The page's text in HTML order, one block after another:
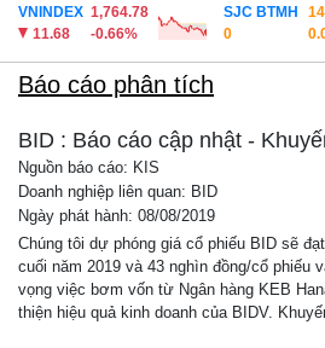
VNINDEX 1,764.78
11.68
-0.66%
SJC BTMH
0
Báo cáo phân tích
BID : Báo cáo cập nhật -
Nguồn báo cáo: KIS
Doanh nghiệp liên quan: BID
Ngày phát hành: 08/08/2019
Chúng tôi dự phóng giá cổ phiếu BID sẽ
cuối năm 2019 và 43 nghìn đồng/cổ phiếu
vọng việc bơm vốn từ Ngân hàng KEB
thiện hiệu quả kinh doanh của BIDV.